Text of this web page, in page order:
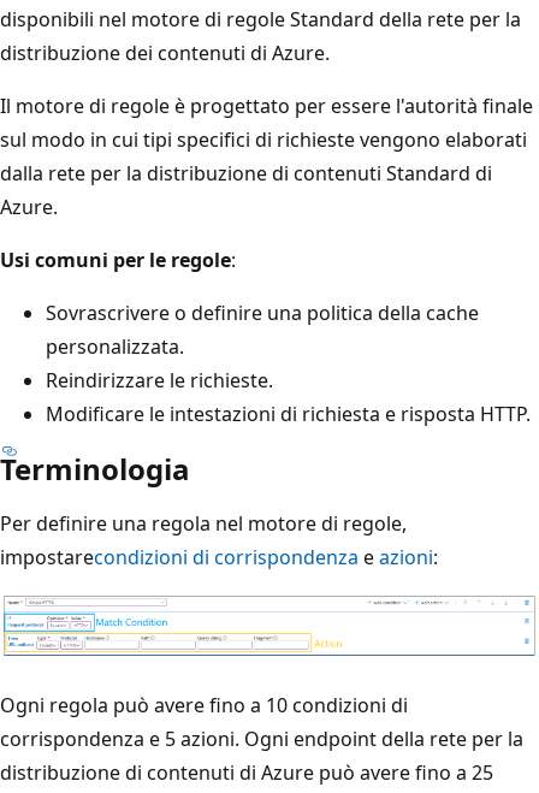
disponibili nel motore di regole Standard della rete per la
distribuzione dei contenuti di Azure.
Il motore di regole è progettato per essere l'autorità finale
sul modo in cui tipi specifici di richieste vengono elaborati
dalla rete per la distribuzione di contenuti Standard di
Azure.
Usi comuni per le regole:
Sovrascrivere o definire una politica della cache
personalizzata.
Reindirizzare le richieste.
Modificare le intestazioni di richiesta e risposta HTTP.
Terminologia
Per definire una regola nel motore di regole,
impostarecondizioni di corrispondenza eazioni:
Ogni regola può avere fino a 10 condizioni di
corrispondenza e 5 azioni. Ogni endpoint della rete per la
distribuzione di contenuti di Azure può avere fino a 25